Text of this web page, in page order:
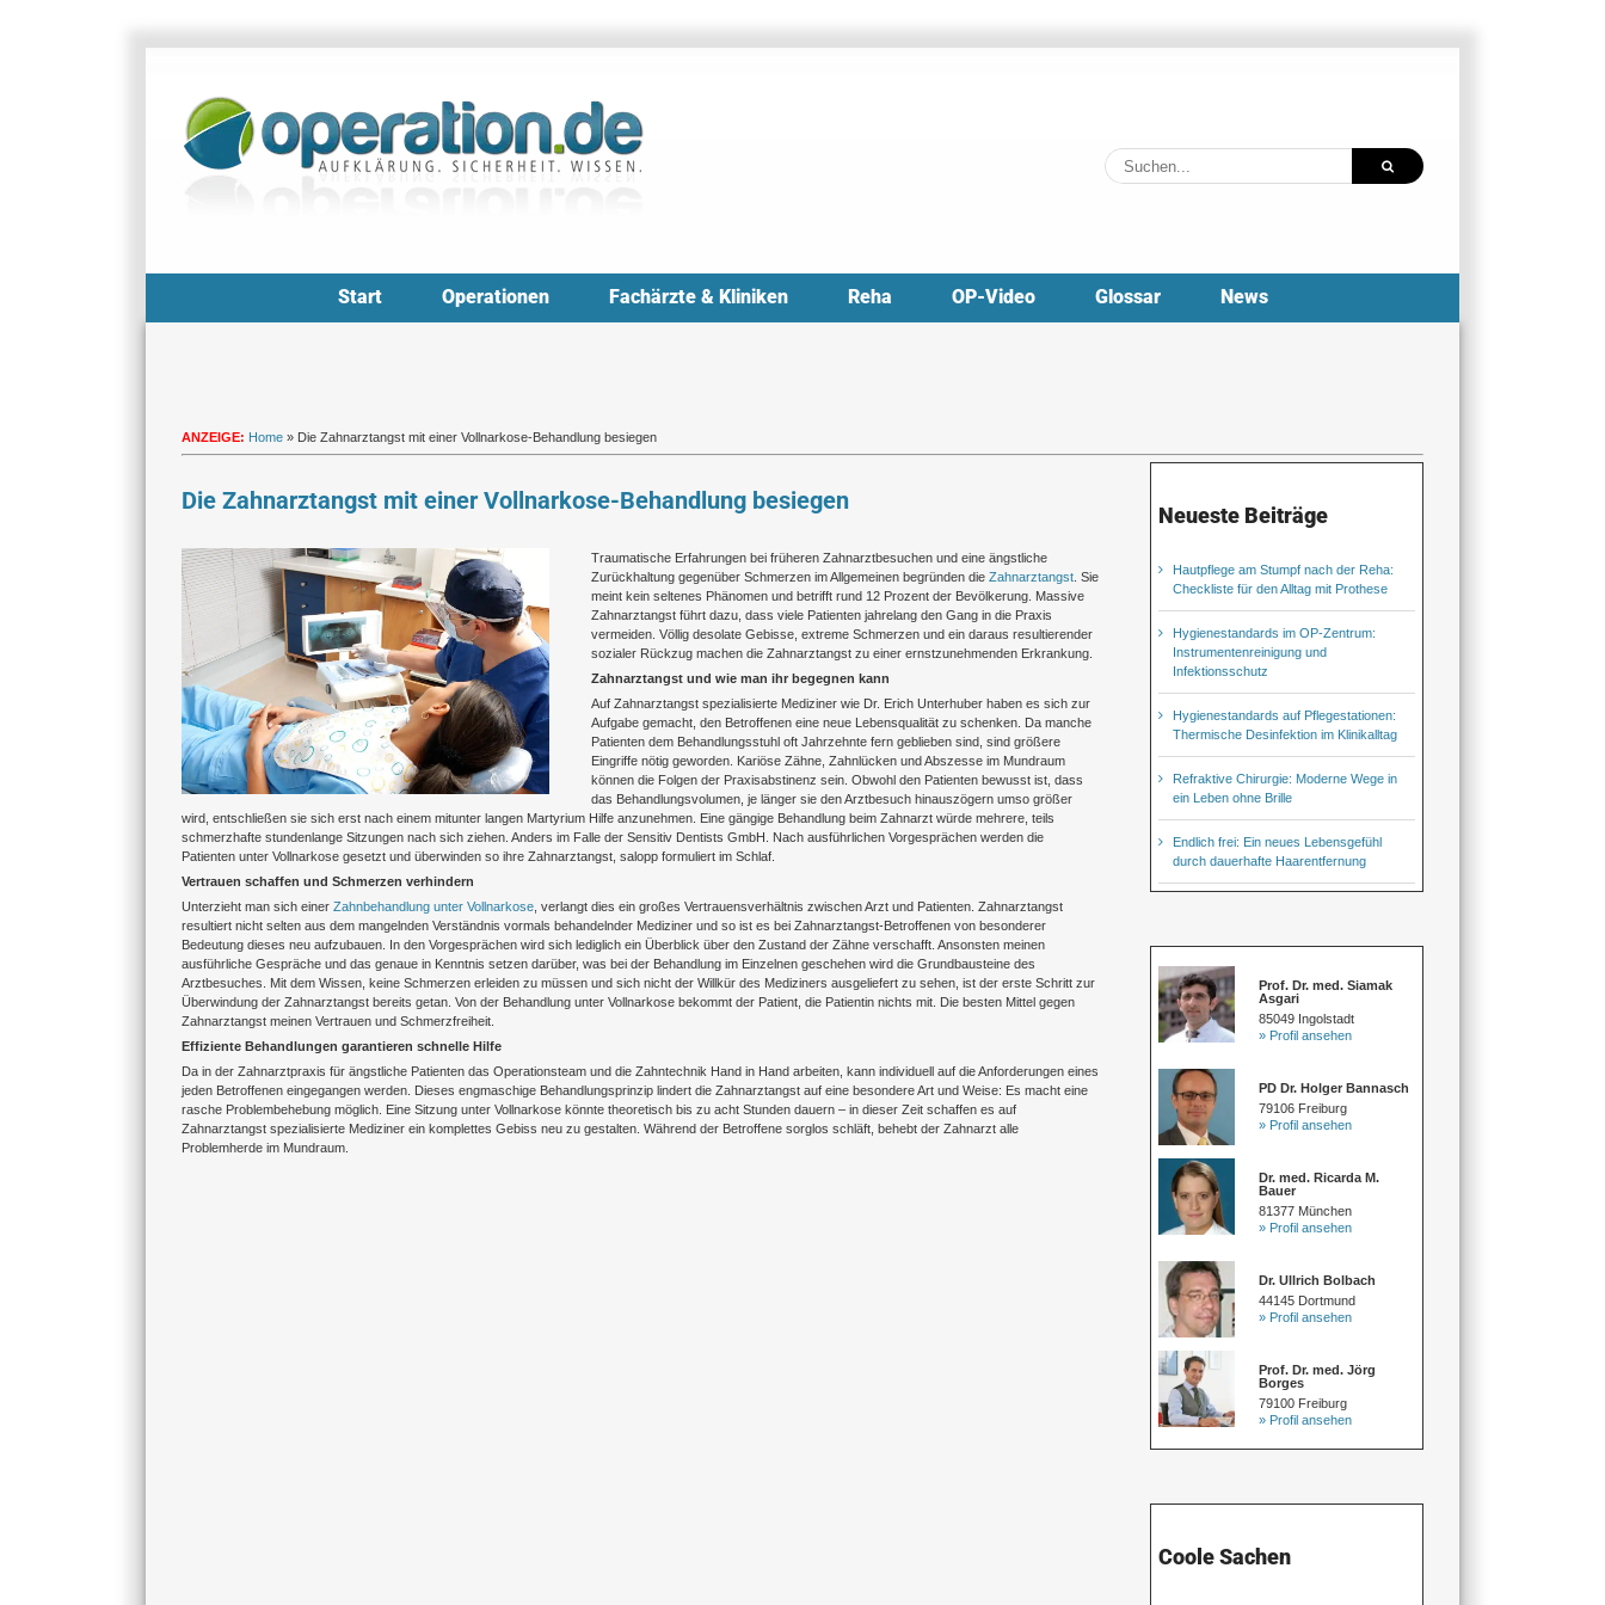
Suche
nach:
Start Operationen Fachärzte & Kliniken Reha OP-Video Glossar News
ANZEIGE: Home » Die Zahnarztangst mit einer Vollnarkose-Behandlung besiegen
Die Zahnarztangst mit einer Vollnarkose-Behandlung besiegen
Zeige
grösseres
Bild
Traumatische Erfahrungen bei früheren Zahnarztbesuchen und eine ängstliche
Zurückhaltung gegenüber Schmerzen im Allgemeinen begründen die Zahnarztangst. Sie
meint kein seltenes Phänomen und betrifft rund 12 Prozent der Bevölkerung. Massive
Zahnarztangst führt dazu, dass viele Patienten jahrelang den Gang in die Praxis
vermeiden. Völlig desolate Gebisse, extreme Schmerzen und ein daraus resultierender
sozialer Rückzug machen die Zahnarztangst zu einer ernstzunehmenden Erkrankung.
Zahnarztangst und wie man ihr begegnen kann
Auf Zahnarztangst spezialisierte Mediziner wie Dr. Erich Unterhuber haben es sich zur
Aufgabe gemacht, den Betroffenen eine neue Lebensqualität zu schenken. Da manche
Patienten dem Behandlungsstuhl oft Jahrzehnte fern geblieben sind, sind größere
Eingriffe nötig geworden. Kariöse Zähne, Zahnlücken und Abszesse im Mundraum
können die Folgen der Praxisabstinenz sein. Obwohl den Patienten bewusst ist, dass
das Behandlungsvolumen, je länger sie den Arztbesuch hinauszögern umso größer
wird, entschließen sie sich erst nach einem mitunter langen Martyrium Hilfe anzunehmen. Eine gängige Behandlung beim Zahnarzt würde mehrere, teils
schmerzhafte stundenlange Sitzungen nach sich ziehen. Anders im Falle der Sensitiv Dentists GmbH. Nach ausführlichen Vorgesprächen werden die
Patienten unter Vollnarkose gesetzt und überwinden so ihre Zahnarztangst, salopp formuliert im Schlaf.
Vertrauen schaffen und Schmerzen verhindern
Unterzieht man sich einer Zahnbehandlung unter Vollnarkose , verlangt dies ein großes Vertrauensverhältnis zwischen Arzt und Patienten. Zahnarztangst
resultiert nicht selten aus dem mangelnden Verständnis vormals behandelnder Mediziner und so ist es bei Zahnarztangst-Betroffenen von besonderer
Bedeutung dieses neu aufzubauen. In den Vorgesprächen wird sich lediglich ein Überblick über den Zustand der Zähne verschafft. Ansonsten meinen
ausführliche Gespräche und das genaue in Kenntnis setzen darüber, was bei der Behandlung im Einzelnen geschehen wird die Grundbausteine des
Arztbesuches. Mit dem Wissen, keine Schmerzen erleiden zu müssen und sich nicht der Willkür des Mediziners ausgeliefert zu sehen, ist der erste Schritt zur
Überwindung der Zahnarztangst bereits getan. Von der Behandlung unter Vollnarkose bekommt der Patient, die Patientin nichts mit. Die besten Mittel gegen
Zahnarztangst meinen Vertrauen und Schmerzfreiheit.
Effiziente Behandlungen garantieren schnelle Hilfe
Da in der Zahnarztpraxis für ängstliche Patienten das Operationsteam und die Zahntechnik Hand in Hand arbeiten, kann individuell auf die Anforderungen eines
jeden Betroffenen eingegangen werden. Dieses engmaschige Behandlungsprinzip lindert die Zahnarztangst auf eine besondere Art und Weise: Es macht eine
rasche Problembehebung möglich. Eine Sitzung unter Vollnarkose könnte theoretisch bis zu acht Stunden dauern – in dieser Zeit schaffen es auf
Zahnarztangst spezialisierte Mediziner ein komplettes Gebiss neu zu gestalten. Während der Betroffene sorglos schläft, behebt der Zahnarzt alle
Problemherde im Mundraum.
Neueste Beiträge
Hautpflege am Stumpf nach der Reha:
Checkliste für den Alltag mit Prothese
Hygienestandards im OP-Zentrum:
Instrumentenreinigung und
Infektionsschutz
Hygienestandards auf Pflegestationen:
Thermische Desinfektion im Klinikalltag
Refraktive Chirurgie: Moderne Wege in
ein Leben ohne Brille
Endlich frei: Ein neues Lebensgefühl
durch dauerhafte Haarentfernung
Prof. Dr. med. Siamak
Asgari
85049 Ingolstadt
» Profil ansehen
PD Dr. Holger Bannasch
79106 Freiburg
» Profil ansehen
Dr. med. Ricarda M.
Bauer
81377 München
» Profil ansehen
Dr. Ullrich Bolbach
44145 Dortmund
» Profil ansehen
Prof. Dr. med. Jörg
Borges
79100 Freiburg
» Profil ansehen
Coole Sachen